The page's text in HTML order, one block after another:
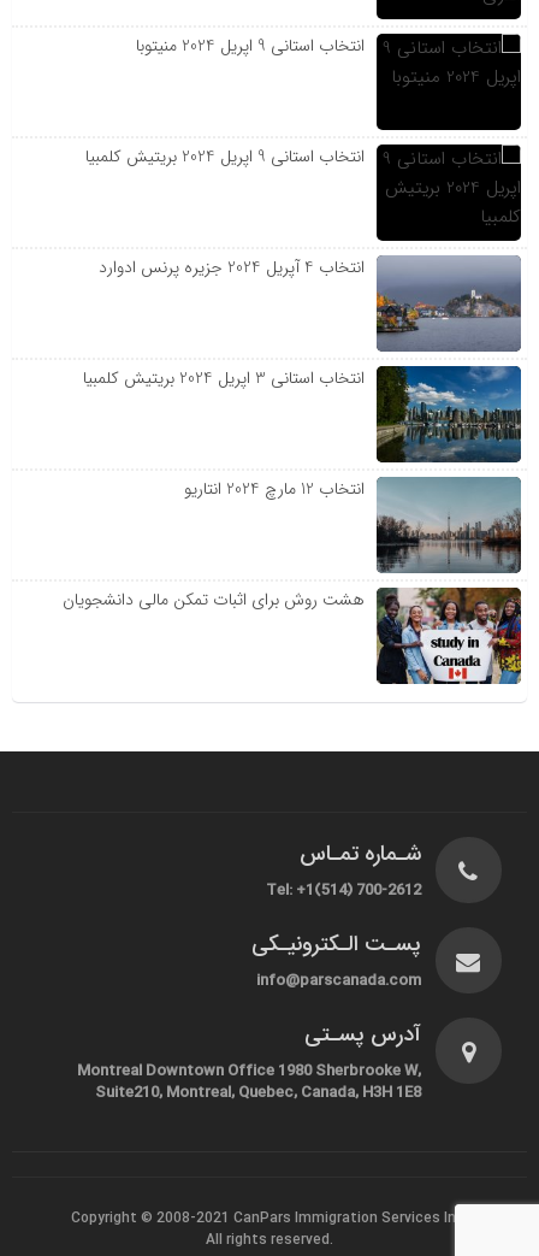
انتخاب استانی 9 اپریل 2024 منیتوبا
انتخاب استانی 9 اپریل 2024 بریتیش کلمبیا
انتخاب 4 آپریل 2024 جزیره پرنس ادوارد
انتخاب استانی 3 اپریل 2024 بریتیش کلمبیا
انتخاب 12 مارچ 2024 انتاریو
هشت روش برای اثبات تمکن مالی دانشجویان
شـماره تمـاس
Tel: +1(514) 700-2612
پسـت الـکترونیـکی
info@parscanada.com
آدرس پسـتی
Montreal Downtown Office 1980 Sherbrooke W,
Suite210, Montreal, Quebec, Canada, H3H 1E8
Copyright © 2008-2021 CanPars Immigration Services Inc.
All rights reserved.